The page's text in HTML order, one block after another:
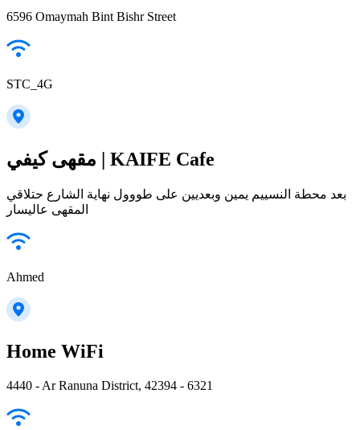
6596 Omaymah Bint Bishr Street
STC_4G
مقهى كيفي | KAIFE Cafe
بعد محطة النسييم يمين وبعديين على طووول نهاية الشارع حتلاقي
المقهى عاليسار
Ahmed
Home WiFi
4440 - Ar Ranuna District, 42394 - 6321